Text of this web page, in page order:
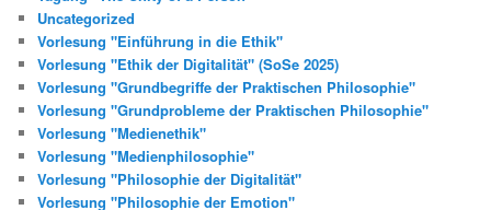
Uncategorized
Vorlesung "Einführung in die Ethik"
Vorlesung "Ethik der Digitalität" (SoSe 2025)
Vorlesung "Grundbegriffe der Praktischen Philosophie"
Vorlesung "Grundprobleme der Praktischen Philosophie"
Vorlesung "Medienethik"
Vorlesung "Medienphilosophie"
Vorlesung "Philosophie der Digitalität"
Vorlesung "Philosophie der Emotion"